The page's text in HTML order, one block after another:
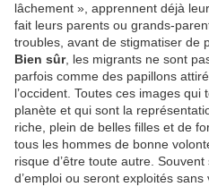
lâchement », apprennent déjà
fait leurs parents ou grands-
troubles, avant de stigmatiser de
Bien sûr, les migrants ne sont
parfois comme des papillons
l’occident. Toutes ces images
planète et qui sont la
riche, plein de belles filles et de
tous les hommes de bonne
risque d’être toute autre.
d’emploi ou seront exploités